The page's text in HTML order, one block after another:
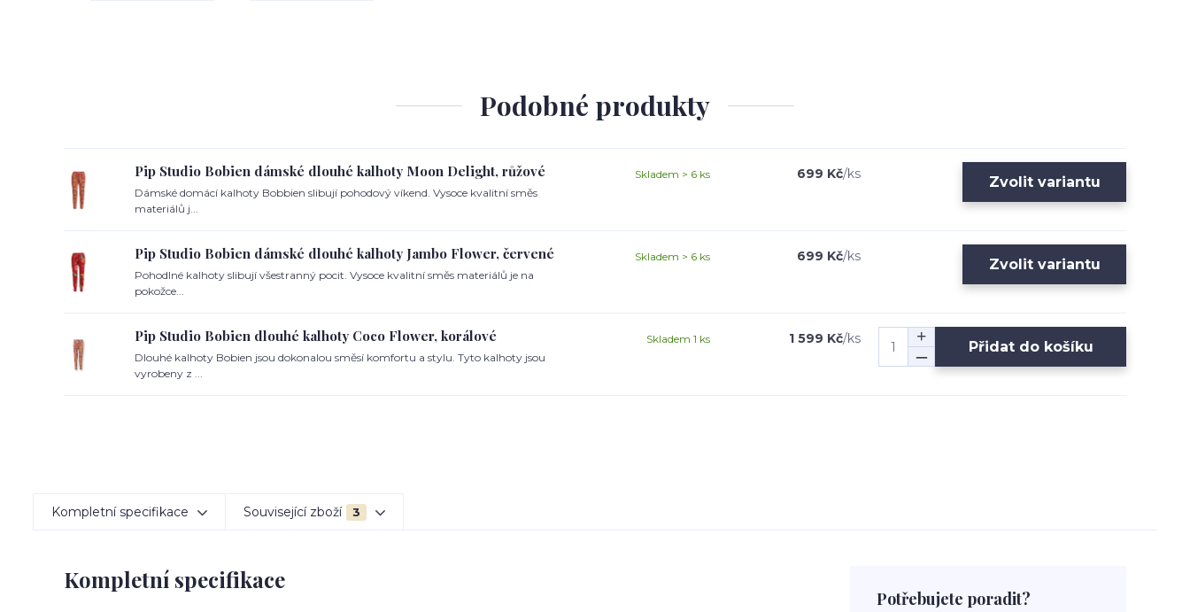
Podobné produkty
Pip Studio Bobien dámské dlouhé kalhoty Moon Delight, růžové
Dámské domácí kalhoty Bobbien slibují pohodový víkend. Vysoce kvalitní směs
materiálů j...
699 Kč/ks
Skladem > 6 ks Zvolit variantu
Pip Studio Bobien dámské dlouhé kalhoty Jambo Flower, červené
Pohodlné kalhoty slibují všestranný pocit. Vysoce kvalitní směs materiálů je na
pokožce...
699 Kč/ks
Skladem > 6 ks Zvolit variantu
Pip Studio Bobien dlouhé kalhoty Coco Flower, korálové
Dlouhé kalhoty Bobien jsou dokonalou směsí komfortu a stylu. Tyto kalhoty jsou
vyrobeny z ...
1 599 Kč/ks
Skladem 1 ks Přidat do košíku
Kompletní specifikace Související zboží 3
Kompletní specifikace
Potřebujete poradit?